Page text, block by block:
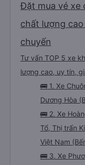
Đặt mua vé xe
chất lượng
chuyến
Tư vấn TOP 5 xe
lượng cao, uy tín,
🚌 1. Xe
Dương Hòa
🚌 2. Xe
Tổ, Thị trấn
Việt Nam
🚌 3. Xe